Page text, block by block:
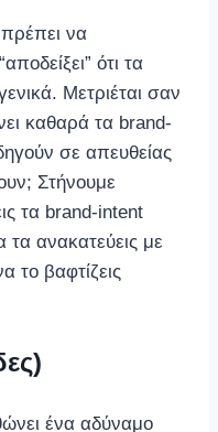
να
ότι τα
Μετριέται σαν
καθαρά τα brand-
σε απευθείας
Στήνουμε
τα brand-intent
ανακατεύεις με
το βαφτίζεις
ένα αδύναμο